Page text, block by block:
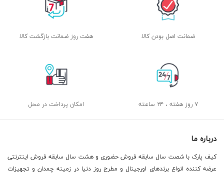
ضمانت اصل بودن کالا هفت روز ضمانت بازگشت کالا
۷ روز هفته ، ۲۴ ساعته امکان پرداخت در محل
درباره ما
کیف پارک با شصت سال سابقه فروش حضوری و هشت سال سابقه فروش اینترنتی
عرضه کننده انواع برندهای اورجینال و مطرح روز دنیا در زمینه چمدان و تجهیزات